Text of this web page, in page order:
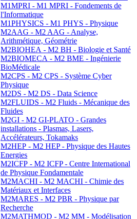
M1MPRI - M1 MPRI - Fondements de
l'Informatique
M1PHYSICS - M1 PHYS - Physique
M2AAG - M2 AAG - Analyse,
Arithmétique, Géométrie
M2BIOHEA - M2 BH - Biologie et Santé
M2BIOMECA - M2 BME - Ingénierie
BioMédicale
M2CPS - M2 CPS - Système Cyber
Physique
M2DS - M2 DS - Data Science
M2FLUIDS - M2 Fluids - Mécanique des
Fluides
M2GI - M2 GI-PLATO - Grandes
installations - Plasmas, Lasers,
Accélérateurs, Tokamaks
M2HEP - M2 HEP - Physique des Hautes
Energies
M2ICFP - M2 ICFP - Centre International
de Physique Fondamentale
M2MACHI - M2 MACHI - Chimie des
Matériaux et Interfaces
M2MARES - M2 PBR - Physique par
Recherche
M2MATHMOD - M2 MM - Modélisation